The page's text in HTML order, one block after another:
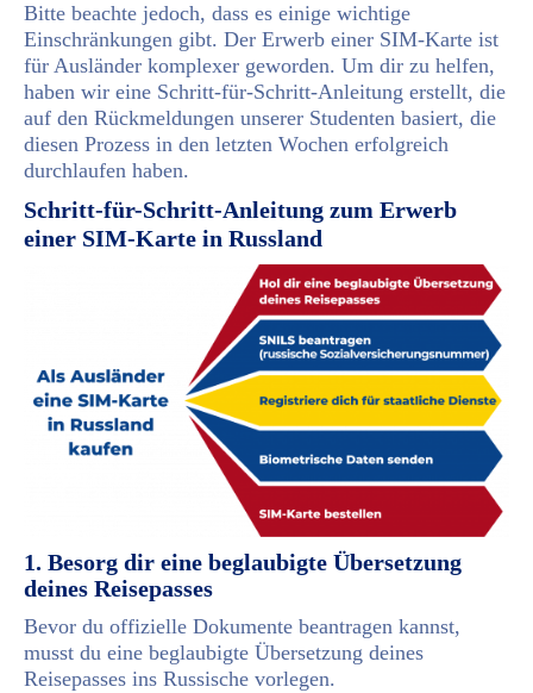
Bitte beachte jedoch, dass es einige wichtige
Einschränkungen gibt. Der Erwerb einer SIM-Karte ist
für Ausländer komplexer geworden. Um dir zu helfen,
haben wir eine Schritt-für-Schritt-Anleitung erstellt, die
auf den Rückmeldungen unserer Studenten basiert, die
diesen Prozess in den letzten Wochen erfolgreich
durchlaufen haben.
Schritt-für-Schritt-Anleitung zum Erwerb
einer SIM-Karte in Russland
1. Besorg dir eine beglaubigte Übersetzung
deines Reisepasses
Bevor du offizielle Dokumente beantragen kannst,
musst du eine beglaubigte Übersetzung deines
Reisepasses ins Russische vorlegen.